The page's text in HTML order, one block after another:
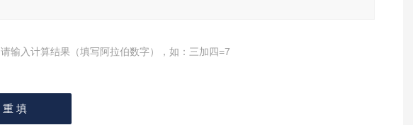
请输入计算结果（填写阿拉伯数字），如：三加四=7